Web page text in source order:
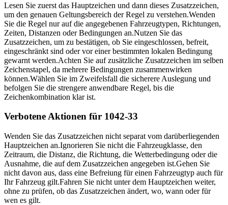
Lesen Sie zuerst das Hauptzeichen und dann dieses Zusatzzeichen,
um den genauen Geltungsbereich der Regel zu verstehen.Wenden
Sie die Regel nur auf die angegebenen Fahrzeugtypen, Richtungen,
Zeiten, Distanzen oder Bedingungen an.Nutzen Sie das
Zusatzzeichen, um zu bestätigen, ob Sie eingeschlossen, befreit,
eingeschränkt sind oder vor einer bestimmten lokalen Bedingung
gewarnt werden.Achten Sie auf zusätzliche Zusatzzeichen im selben
Zeichenstapel, da mehrere Bedingungen zusammenwirken
können.Wählen Sie im Zweifelsfall die sicherere Auslegung und
befolgen Sie die strengere anwendbare Regel, bis die
Zeichenkombination klar ist.
Verbotene Aktionen für 1042-33
Wenden Sie das Zusatzzeichen nicht separat vom darüberliegenden
Hauptzeichen an.Ignorieren Sie nicht die Fahrzeugklasse, den
Zeitraum, die Distanz, die Richtung, die Wetterbedingung oder die
Ausnahme, die auf dem Zusatzzeichen angegeben ist.Gehen Sie
nicht davon aus, dass eine Befreiung für einen Fahrzeugtyp auch für
Ihr Fahrzeug gilt.Fahren Sie nicht unter dem Hauptzeichen weiter,
ohne zu prüfen, ob das Zusatzzeichen ändert, wo, wann oder für
wen es gilt.